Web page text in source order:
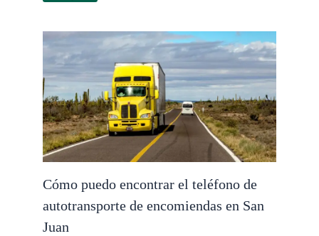
Cómo puedo encontrar el teléfono de
autotransporte de encomiendas en San
Juan